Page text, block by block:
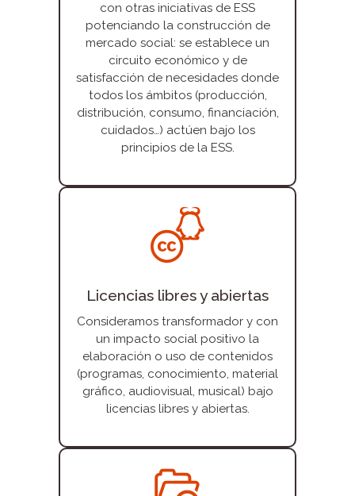
con otras iniciativas de ESS
potenciando la construcción de
mercado social: se establece un
circuito económico y de
satisfacción de necesidades donde
todos los ámbitos (producción,
distribución, consumo, financiación,
cuidados…) actúen bajo los
principios de la ESS.
Licencias libres y abiertas
Consideramos transformador y con
un impacto social positivo la
elaboración o uso de contenidos
(programas, conocimiento, material
gráfico, audiovisual, musical) bajo
licencias libres y abiertas.